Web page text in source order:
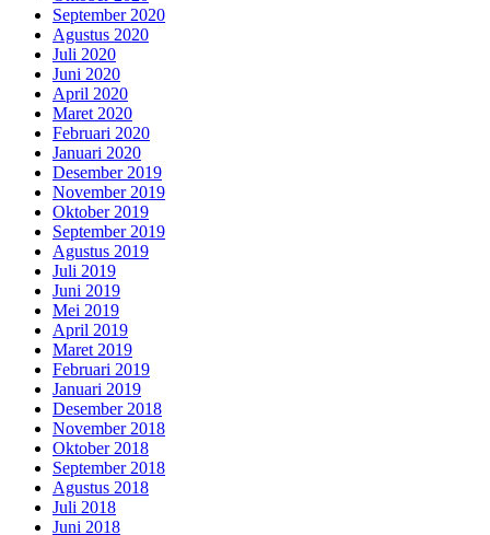
September 2020
Agustus 2020
Juli 2020
Juni 2020
April 2020
Maret 2020
Februari 2020
Januari 2020
Desember 2019
November 2019
Oktober 2019
September 2019
Agustus 2019
Juli 2019
Juni 2019
Mei 2019
April 2019
Maret 2019
Februari 2019
Januari 2019
Desember 2018
November 2018
Oktober 2018
September 2018
Agustus 2018
Juli 2018
Juni 2018